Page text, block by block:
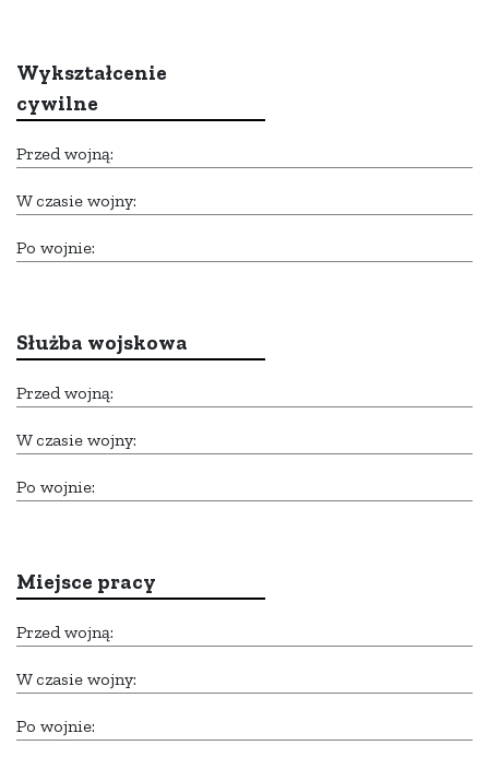
Wykształcenie
cywilne
Przed wojną:
W czasie wojny:
Po wojnie:
Służba wojskowa
Przed wojną:
W czasie wojny:
Po wojnie:
Miejsce pracy
Przed wojną:
W czasie wojny:
Po wojnie: